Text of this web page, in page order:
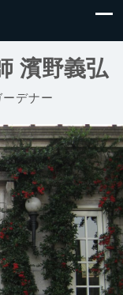
濱野義弘
デナー